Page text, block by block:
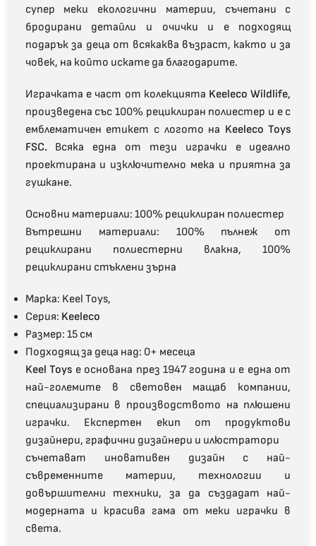
супер меки екологични материи, съчетани с
бродирани детайли и очички и е подходящ
подарък за деца от всякаква възраст, както и за
човек, на който искате да благодарите.
Играчката е част от колекцията Keeleco Wildlife,
произведена със 100% рециклиран полиестер и е с
емблематичен етикет с логото на Keeleco Toys
FSC. Всяка една от тези играчки е идеално
проектирана и изключително мека и приятна за
гушкане.
Основни материали: 100% рециклиран полиестер
Вътрешни материали: 100% пълнеж от
рециклирани полиестерни влакна, 100%
рециклирани стъклени зърна
Марка: Keel Toys,
Серия: Keeleco
Размер: 15 см
Подходящ за деца над: 0+ месеца
Keel Toys е основана през 1947 година и е една от
най-големите в световен мащаб компании,
специализирани в производството на плюшени
играчки. Експертен екип от продуктови
дизайнери, графични дизайнери и илюстратори
съчетават иновативен дизайн с най-
съвременните материи, технологии и
довършителни техники, за да създадат най-
модерната и красива гама от меки играчки в
света.